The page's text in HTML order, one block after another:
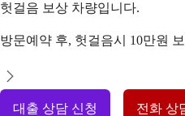
헛걸음 보상 차량입니다.
방문예약 후, 헛걸음시 10만원
대출 상담 신청 전화 상